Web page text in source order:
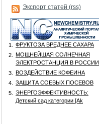
Экспорт статей (rss)
1.
ФРУКТОЗА ВРЕДНЕЕ САХАРА
2.
МОЩНЕЙШАЯ СОЛНЕЧНАЯ
ЭЛЕКТРОСТАНЦИЯ В РОССИИ
3.
ВОЗДЕЙСТВИЕ КОФЕИНА
4.
ЗАЩИТА СОЕВЫХ ПОСЕВОВ
5.
ЭНЕРГОЭФФЕКТИВНОСТЬ:
Детский сад категории [Аk